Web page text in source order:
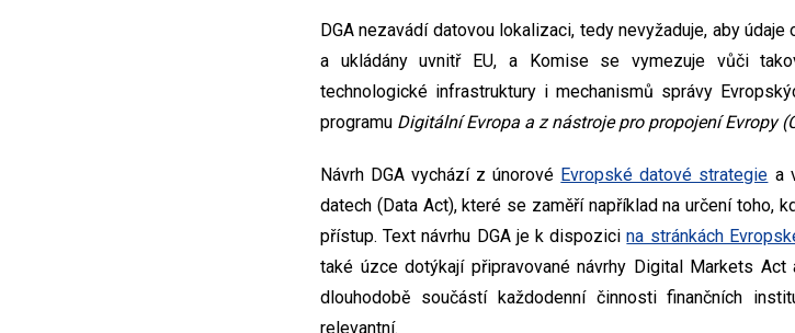
DGA nezavádí datovou lokalizaci, tedy nevyžaduje, aby
a ukládány uvnitř EU, a Komise se vymezuje vůči
technologické infrastruktury i mechanismů správy
programu Digitální Evropa a z nástroje pro propojení Evropy
Návrh DGA vychází z únorové Evropské datové strategie a
datech (Data Act), které se zaměří například na určení toho,
přístup. Text návrhu DGA je k dispozicina stránkách
také úzce dotýkají připravované návrhy Digital Markets
dlouhodobě součástí každodenní činnosti finančních
relevantní.